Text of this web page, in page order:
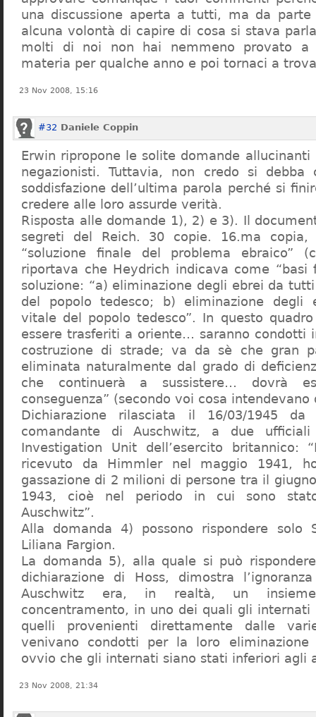
una discussione aperta a tutti, ma da parte
alcuna volontà di capire di cosa si stava
molti di noi non hai nemmeno provato a
materia per qualche anno e poi tornaci a
23 Nov 2008, 15:16
#32 Daniele Coppin
Erwin ripropone le solite domande
negazionisti. Tuttavia, non credo si debba
soddisfazione dell’ultima parola perché si
credere alle loro assurde verità.
Risposta alle domande 1), 2) e 3). Il
segreti del Reich. 30 copie. 16.ma copia,
“soluzione finale del problema ebraico”
riportava che Heydrich indicava come “basi
soluzione: “a) eliminazione degli ebrei da
del popolo tedesco; b) eliminazione degli
vitale del popolo tedesco”. In questo
essere trasferiti a oriente… saranno condotti
costruzione di strade; va da sè che gran
eliminata naturalmente dal grado di
che continuerà a sussistere… dovrà
conseguenza” (secondo voi cosa intendevano
Dichiarazione rilasciata il 16/03/1945
comandante di Auschwitz, a due
Investigation Unit dell’esercito britannico:
ricevuto da Himmler nel maggio 1941,
gassazione di 2 milioni di persone tra il
1943, cioè nel periodo in cui sono
Auschwitz”.
Alla domanda 4) possono rispondere solo
Liliana Fargion.
La domanda 5), alla quale si può
dichiarazione di Hoss, dimostra
Auschwitz era, in realtà, un
concentramento, in uno dei quali gli
quelli provenienti direttamente dalle
venivano condotti per la loro eliminazione
ovvio che gli internati siano stati inferiori agli
23 Nov 2008, 21:34